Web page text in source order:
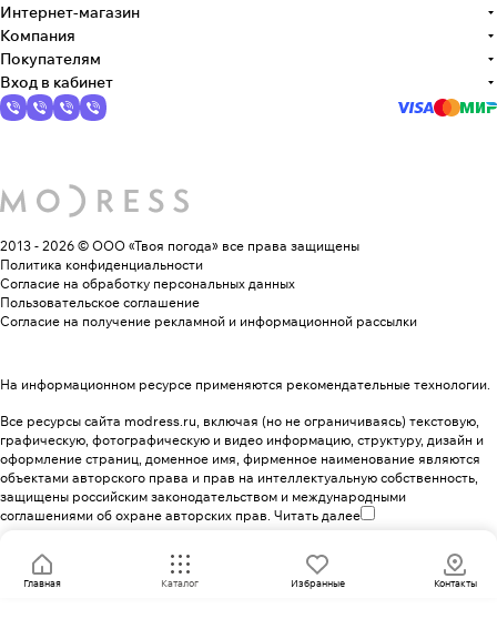
Интернет-магазин
Компания
Покупателям
Вход в кабинет
2013 - 2026 © ООО «Твоя погода» все права защищены
Политика конфиденциальности
Согласие на обработку персональных данных
Пользовательское соглашение
Согласие на получение рекламной и информационной рассылки
На информационном ресурсе применяются рекомендательные технологии.
Все ресурсы сайта modress.ru, включая (но не ограничиваясь) текстовую,
графическую, фотографическую и видео информацию, структуру, дизайн и
оформление страниц, доменное имя, фирменное наименование являются
объектами авторского права и прав на интеллектуальную собственность,
защищены российским законодательством и международными
соглашениями об охране авторских прав. Читать далее
Главная Каталог Избранные Контакты